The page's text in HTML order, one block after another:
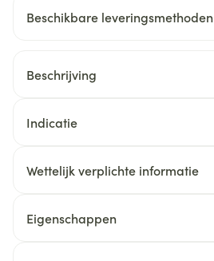
Beschikbare leveringsmethoden
Beschrijving
Indicatie
Wettelijk verplichte informatie
Eigenschappen